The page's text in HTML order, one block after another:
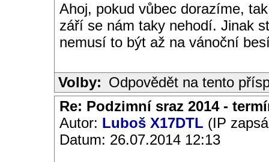
Ahoj, pokud vůbec dorazíme,
září se nám taky nehodí. Jinak
nemusí to být až na vánoční
Volby: Odpovědět na tento
Re: Podzimní sraz 2014 -
Autor: Luboš X17DTL (IP
Datum: 26.07.2014 12:13